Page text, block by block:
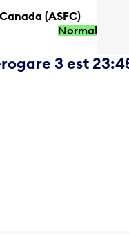
(ASFC)
Normal
3 est